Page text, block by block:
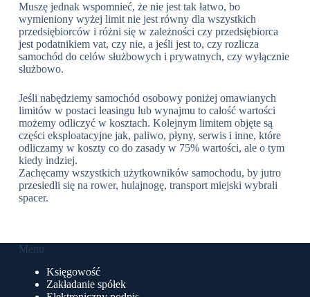
Muszę jednak wspomnieć, że nie jest tak łatwo, bo
wymieniony wyżej limit nie jest równy dla wszystkich
przedsiębiorców i różni się w zależności czy przedsiębiorca
jest podatnikiem vat, czy nie, a jeśli jest to, czy rozlicza
samochód do celów służbowych i prywatnych, czy wyłącznie
służbowo.
Jeśli nabędziemy samochód osobowy poniżej omawianych
limitów w postaci leasingu lub wynajmu to całość wartości
możemy odliczyć w kosztach. Kolejnym limitem objęte są
części eksploatacyjne jak, paliwo, płyny, serwis i inne, które
odliczamy w koszty co do zasady w 75% wartości, ale o tym
kiedy indziej.
Zachęcamy wszystkich użytkowników samochodu, by jutro
przesiedli się na rower, hulajnogę, transport miejski wybrali
spacer.
Menu
Księgowość
Zakładanie spółek